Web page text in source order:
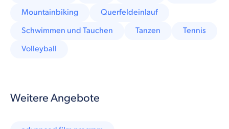
Mountainbiking
Querfeldeinlauf
Schwimmen und Tauchen
Tanzen
Tennis
Volleyball
Weitere Angebote